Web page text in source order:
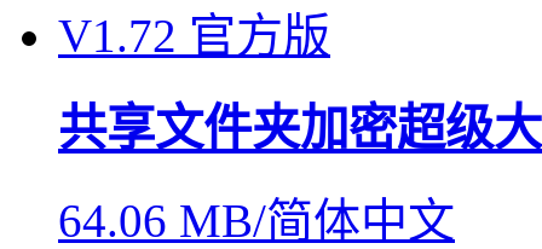
共享文件夹加密超级
64.06 MB/简体中文